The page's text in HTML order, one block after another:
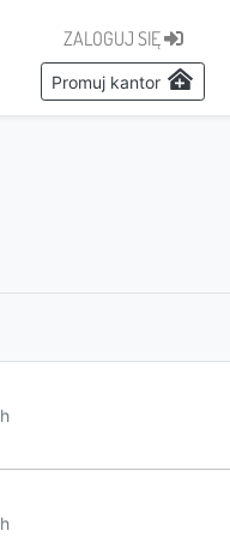
ZALOGUJ SIĘ
Promuj kantor